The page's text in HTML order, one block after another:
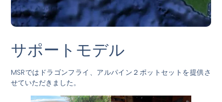
サポートモデル
MSRではドラゴンフライ、アルパイン２ポットセットを提供さ
せていただきました。